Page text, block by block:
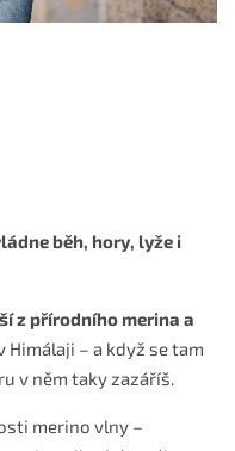
běh, hory, lyže i
z přírodního merina a
Himálaji – a když se tam
v něm taky zazáříš.
merino vlny –